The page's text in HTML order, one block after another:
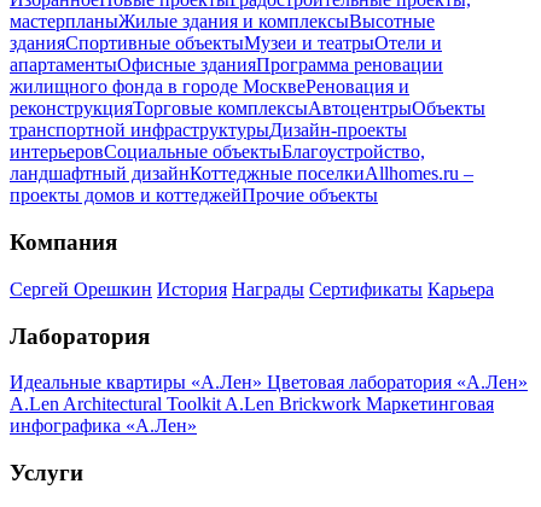
мастерпланыЖилые здания и комплексыВысотные
зданияСпортивные объектыМузеи и театрыОтели и
апартаментыОфисные зданияПрограмма реновации
жилищного фонда в городе МосквеРеновация и
реконструкцияТорговые комплексыАвтоцентрыОбъекты
транспортной инфраструктурыДизайн-проекты
интерьеровСоциальные объектыБлагоустройство,
ландшафтный дизайнКоттеджные поселкиAllhomes.ru –
проекты домов и коттеджейПрочие объекты
Компания
Сергей Орешкин История Награды Сертификаты Карьера
Лаборатория
Идеальные квартиры «А.Лен» Цветовая лаборатория «А.Лен»
A.Len Architectural Toolkit A.Len Brickwork Маркетинговая
инфографика «А.Лен»
Услуги